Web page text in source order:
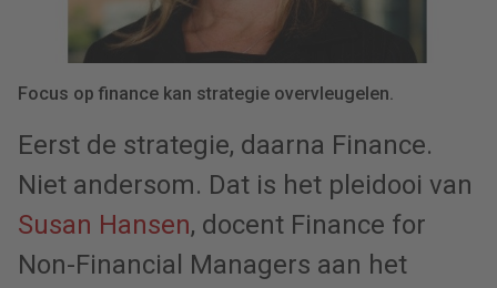
Focus op finance kan strategie overvleugelen.
Eerst de strategie, daarna Finance.
Niet andersom. Dat is het pleidooi van
Susan Hansen, docent Finance for
Non-Financial Managers aan het